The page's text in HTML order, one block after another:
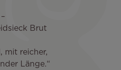
–
Brut
mit reicher,
Länge.“